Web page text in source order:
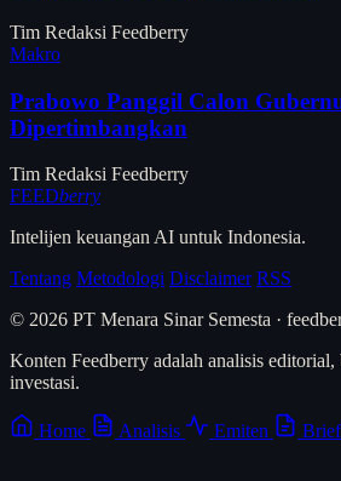
Tim Redaksi Feedberry
Makro
Prabowo Panggil Calon
Dipertimbangkan
Tim Redaksi Feedberry
FEEDberry
Intelijen keuangan AI untuk Indonesia.
Tentang Metodologi Disclaimer RSS
© 2026 PT Menara Sinar Semesta ·
Konten Feedberry adalah analisis
investasi.
Home Analisis Emiten Brief